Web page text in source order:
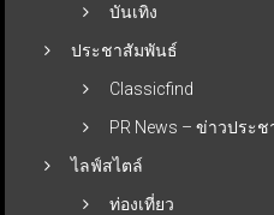
บันเทิง
ประชาสัมพันธ์
Classicfind
PR News – ข่าวประ
ไลฟ์สไตล์
ท่องเที่ยว